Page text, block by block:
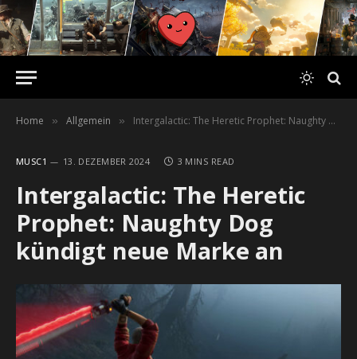
Home » Allgemein » Intergalactic: The Heretic Prophet: Naughty Dog kündigt neue Marke an
MUSC1 13. DEZEMBER 2024 3 MINS READ
Intergalactic: The Heretic
Prophet: Naughty Dog
kündigt neue Marke an